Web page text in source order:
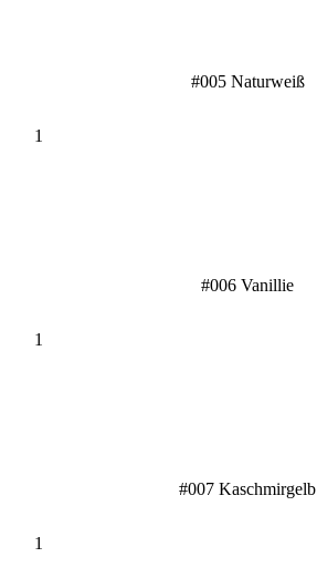
#005 Naturweiß
#006 Vanillie
#007 Kaschmirgelb